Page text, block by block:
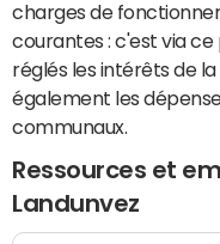
charges de
courantes : c'est via
réglés les intérêts de la
également les
communaux.
Ressources et
Landunvez